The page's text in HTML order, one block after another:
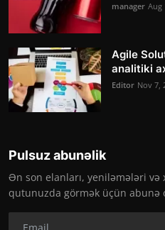
manager Aug
Agile
analitiki
Editor Nov 7,
Pulsuz abunəlik
Ən son elanları, yeniləmələri
qutunuzda görmək üçün abunə